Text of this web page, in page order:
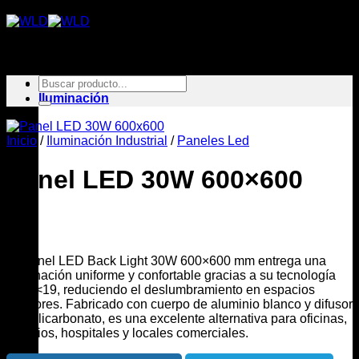
Saltar
al
Inicio
Iluminación
Buscar
por:
Inicio / Iluminación Industrial / Paneles Led
Panel LED 30W 600×600
El Panel LED Back Light 30W 600×600 mm entrega una
iluminación uniforme y confortable gracias a su tecnología
UGR<19, reduciendo el deslumbramiento en espacios
interiores. Fabricado con cuerpo de aluminio blanco y difusor
de policarbonato, es una excelente alternativa para oficinas,
colegios, hospitales y locales comerciales.